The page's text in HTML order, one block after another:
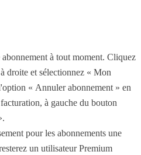
à tout moment. Cliquez
droite et sélectionnez « Mon
« Annuler abonnement » en
à gauche du bouton
pour les abonnements une
un utilisateur Premium